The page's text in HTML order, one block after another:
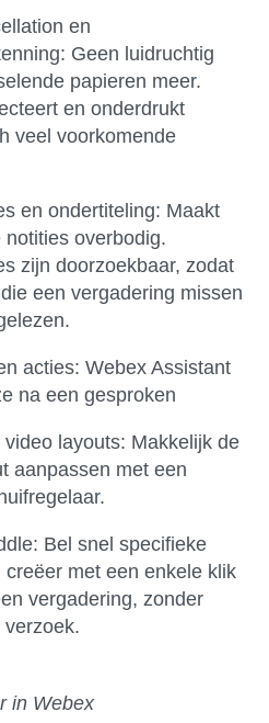
en
Geen luidruchtig
papieren meer.
en onderdrukt
veel voorkomende
en ondertiteling: Maakt
notities overbodig.
zijn doorzoekbaar, zodat
een vergadering missen
acties: Webex Assistant
na een gesproken
video layouts: Makkelijk de
aanpassen met een
Bel snel specifieke
creëer met een enkele klik
vergadering, zonder
verzoek.
in Webex